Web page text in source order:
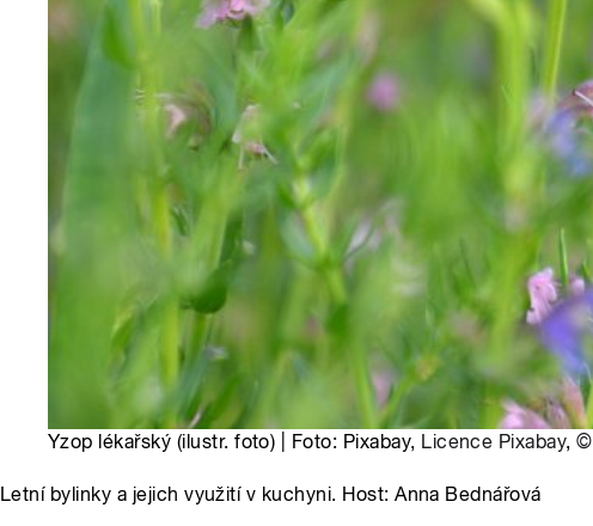
Yzop lékařský (ilustr. foto) | Foto: Pixabay, Licence Pixabay,©
Letní bylinky a jejich využití v kuchyni. Host: Anna Bednářová